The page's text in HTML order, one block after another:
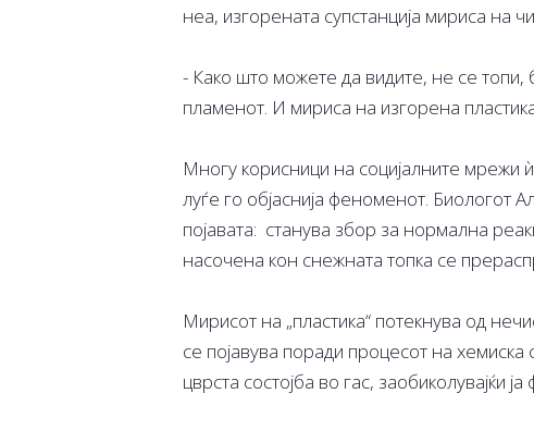
неа, изгорената супстанција мириса на
- Како што можете да видите, не се топи,
пламенот. И мириса на изгорена
Многу корисници на социјалните мрежи
луѓе го објаснија феноменот. Биологот
појавата: станува збор за нормална
насочена кон снежната топка се
Мирисот на „пластика“ потекнува од
се појавува поради процесот на хемиска
цврста состојба во гас, заобиколувајќи